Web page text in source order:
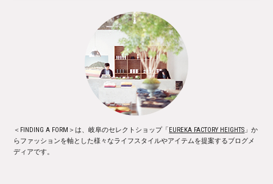
＜FINDING A FORM＞は、岐阜のセレクトショップ「 EUREKA FACTORY HEIGHTS 」か
らファッションを軸とした様々なライフスタイルやアイテムを提案するブログメ
ディアです。